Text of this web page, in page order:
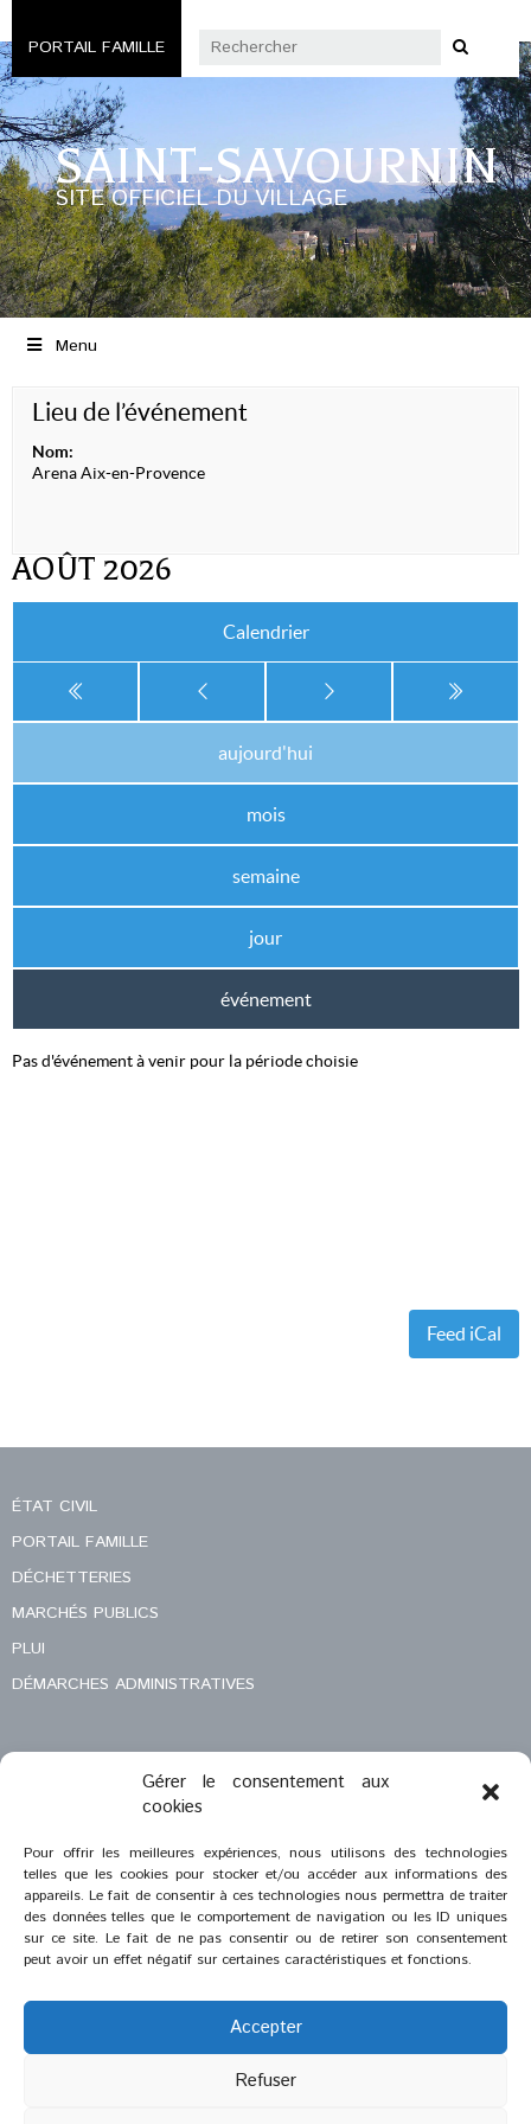
Gérer le consentement aux
cookies
Pour offrir les meilleures expériences, nous utilisons des technologies
telles que les cookies pour stocker et/ou accéder aux informations des
appareils. Le fait de consentir à ces technologies nous permettra de traiter
des données telles que le comportement de navigation ou les ID uniques
sur ce site. Le fait de ne pas consentir ou de retirer son consentement
peut avoir un effet négatif sur certaines caractéristiques et fonctions.
Accepter
Refuser
PORTAIL FAMILLE
SAINT-SAVOURNIN
SITE OFFICIEL DU VILLAGE
Menu
Lieu de l’événement
Nom:
Arena Aix-en-Provence
AOÛT 2026
Calendrier
aujourd'hui
mois
semaine
jour
événement
Pas d'événement à venir pour la période choisie
Feed iCal
ÉTAT CIVIL
PORTAIL FAMILLE
DÉCHETTERIES
MARCHÉS PUBLICS
PLUI
DÉMARCHES ADMINISTRATIVES
MENTIONS LÉGALES